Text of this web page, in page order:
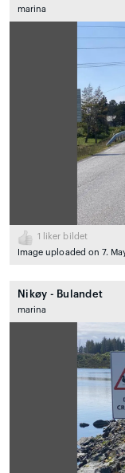
marina
1
liker bildet
Image uploaded on 7.
Nikøy - Bulandet
marina